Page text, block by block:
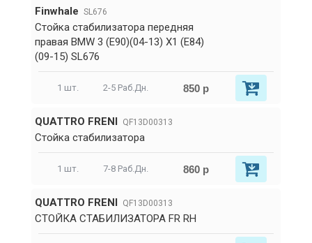
Finwhale SL676
Стойка стабилизатора передняя
правая BMW 3 (E90)(04-13) X1 (E84)
(09-15) SL676
1 шт. 2-5 Раб.Дн. 850 р
QUATTRO FRENI QF13D00313
Стойка стабилизатора
1 шт. 7-8 Раб.Дн. 860 р
QUATTRO FRENI QF13D00313
СТОЙКА СТАБИЛИЗАТОРА FR RH